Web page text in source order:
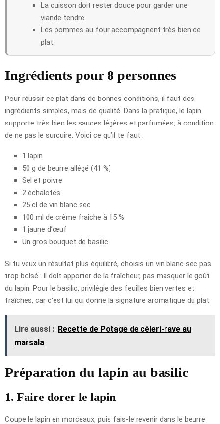
La cuisson doit rester douce pour garder une
viande tendre.
Les pommes au four accompagnent très bien ce
plat.
Ingrédients pour 8 personnes
Pour réussir ce plat dans de bonnes conditions, il faut des
ingrédients simples, mais de qualité. Dans la pratique, le lapin
supporte très bien les sauces légères et parfumées, à condition
de ne pas le surcuire. Voici ce qu’il te faut :
1 lapin
50 g de beurre allégé (41 %)
Sel et poivre
2 échalotes
25 cl de vin blanc sec
100 ml de crème fraîche à 15 %
1 jaune d’œuf
Un gros bouquet de basilic
Si tu veux un résultat plus équilibré, choisis un vin blanc sec pas
trop boisé : il doit apporter de la fraîcheur, pas masquer le goût
du lapin. Pour le basilic, privilégie des feuilles bien vertes et
fraîches, car c’est lui qui donne la signature aromatique du plat.
Lire aussi : Recette de Potage de céleri-rave au
marsala
Préparation du lapin au basilic
1. Faire dorer le lapin
Coupe le lapin en morceaux, puis fais-le revenir dans le beurre